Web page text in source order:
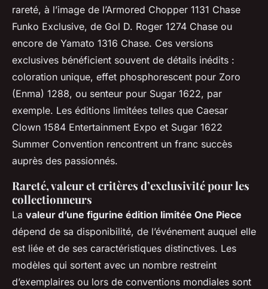
rareté, à l’image de l’Armored Chopper 1131 Chase
Funko Exclusive, de Gol D. Roger 1274 Chase ou
encore de Yamato 1316 Chase. Ces versions
exclusives bénéficient souvent de détails inédits :
coloration unique, effet phosphorescent pour Zoro
(Enma) 1288, ou senteur pour Sugar 1622, par
exemple. Les éditions limitées telles que Caesar
Clown 1584 Entertainment Expo et Sugar 1622
Summer Convention rencontrent un franc succès
auprès des passionnés.
Rareté, valeur et critères d’exclusivité pour les
collectionneurs
La valeur d’une figurine édition limitée One Piece
dépend de sa disponibilité, de l’événement auquel elle
est liée et de ses caractéristiques distinctives. Les
modèles qui sortent avec un nombre restreint
d’exemplaires ou lors de conventions mondiales sont